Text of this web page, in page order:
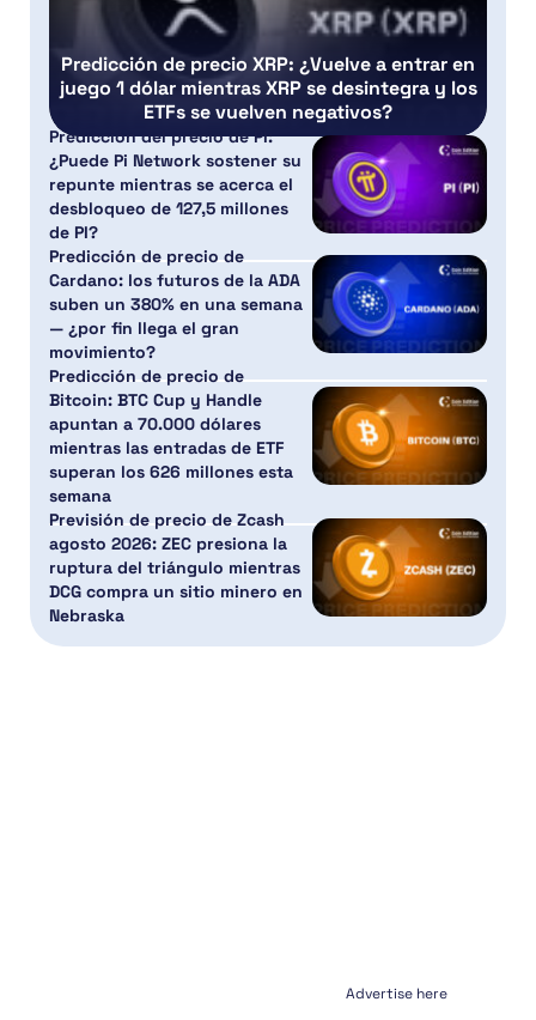
Predicción de precio XRP: ¿Vuelve a entrar en
juego 1 dólar mientras XRP se desintegra y los
ETFs se vuelven negativos?
Predicción del precio de PI:
¿Puede Pi Network sostener su
repunte mientras se acerca el
desbloqueo de 127,5 millones
de PI?
Predicción de precio de
Cardano: los futuros de la ADA
suben un 380% en una semana
— ¿por fin llega el gran
movimiento?
Predicción de precio de
Bitcoin: BTC Cup y Handle
apuntan a 70.000 dólares
mientras las entradas de ETF
superan los 626 millones esta
semana
Previsión de precio de Zcash
agosto 2026: ZEC presiona la
ruptura del triángulo mientras
DCG compra un sitio minero en
Nebraska
Advertise here